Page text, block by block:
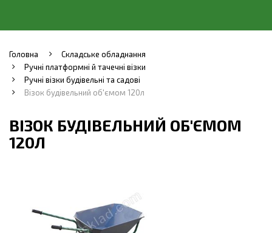
Головна
Складське обладнання
Ручні платформні й тачечні візки
Ручні візки будівельні та садові
Візок будівельний об'ємом 120л
ВІЗОК БУДІВЕЛЬНИЙ ОБ'ЄМОМ
120Л